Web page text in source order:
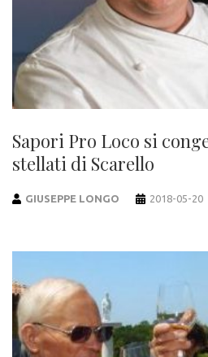
Sapori Pro Loco si
stellati di Scarello
GIUSEPPE LONGO 2018-05-20